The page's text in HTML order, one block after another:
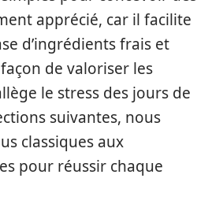
apprécié, car il facilite
d’ingrédients frais et
de valoriser les
le stress des jours de
suivantes, nous
classiques aux
pour réussir chaque